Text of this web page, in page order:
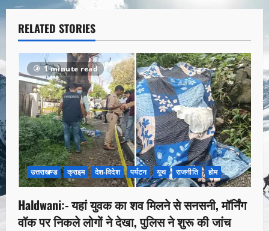
RELATED STORIES
1 minute read
उत्तराखण्ड क्राइम देश-विदेश पर्यटन यूथ राजनीति होम
Haldwani:- यहां युवक का शव मिलने से सनसनी, मॉर्निंग
वॉक पर निकले लोगों ने देखा, पुलिस ने शुरू की जांच